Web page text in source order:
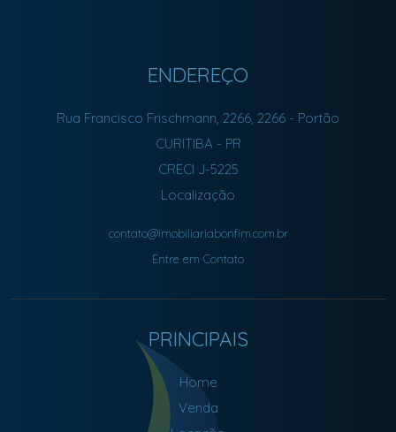
ENDEREÇO
Rua Francisco Frischmann, 2266, 2266 - Portão
CURITIBA - PR
CRECI J-5225
Localização
contato@imobiliariabonfim.com.br
Entre em Contato
PRINCIPAIS
Home
Venda